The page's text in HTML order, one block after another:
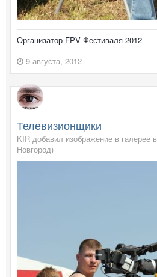
Организатор FPV Фестиваля 2012
9 августа, 2012
Телевизионщики
KIR добавил изображение в галерее в
Новгород)